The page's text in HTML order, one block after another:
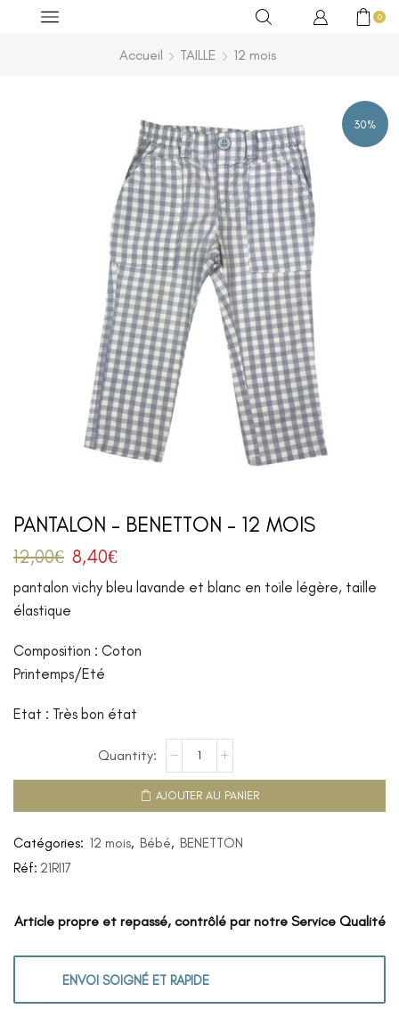
0
Accueil TAILLE 12 mois
30%
PANTALON – BENETTON – 12 MOIS
12,00€ 8,40€
pantalon vichy bleu lavande et blanc en toile légère, taille
élastique
Composition : Coton
Printemps/Eté
Etat : Très bon état
AJOUTER AU PANIER
Catégories: 12 mois, Bébé, BENETTON
Réf: 21RI17
Article propre et repassé, contrôlé par notre Service Qualité
ENVOI SOIGNÉ ET RAPIDE